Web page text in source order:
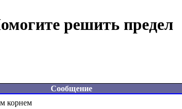
решить предел
Сообщение